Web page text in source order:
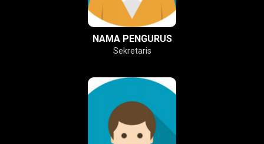
NAMA PENGURUS
Sekretaris